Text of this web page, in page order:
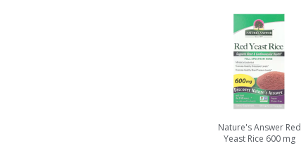
Nature's Answer Red
Yeast Rice 600 mg